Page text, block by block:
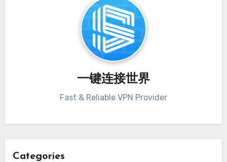
一键连接世界
Fast & Reliable VPN Provider
Categories